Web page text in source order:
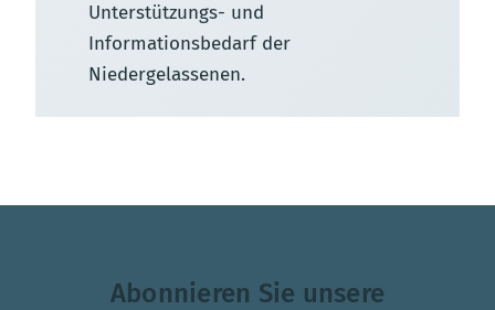
Unterstützungs- und
Informationsbedarf der
Niedergelassenen.
Abonnieren Sie unsere